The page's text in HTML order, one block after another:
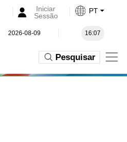
Iniciar
Sessão
PT
2026-08-09 16:07
Pesquisar